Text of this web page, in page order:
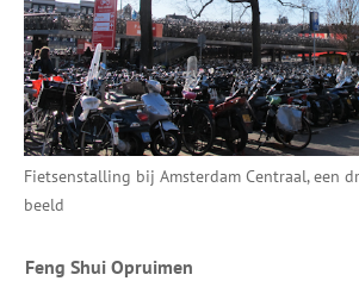
Fietsenstalling bij Amsterdam Centraal, een
beeld
Feng Shui Opruimen